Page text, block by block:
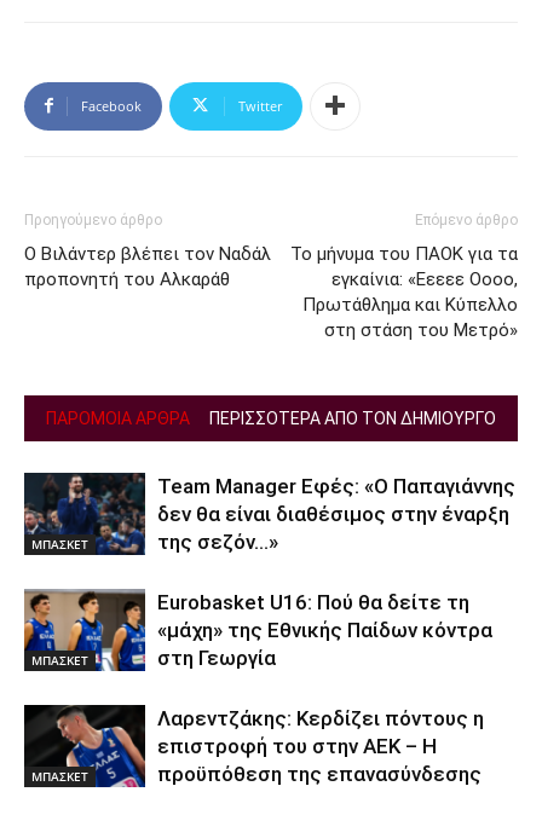
Facebook Twitter
Προηγούμενο άρθρο
Ο Βιλάντερ βλέπει τον Ναδάλ
προπονητή του Αλκαράθ
Επόμενο άρθρο
Το μήνυμα του ΠΑΟΚ για τα
εγκαίνια: «Εεεεε Οοοο,
Πρωτάθλημα και Κύπελλο
στη στάση του Μετρό»
ΠΑΡΟΜΟΙΑ ΑΡΘΡΑ ΠΕΡΙΣΣΟΤΕΡΑ ΑΠΟ ΤΟΝ ΔΗΜΙΟΥΡΓΟ
ΜΠΑΣΚΕΤ
Team Manager Εφές: «Ο Παπαγιάννης
δεν θα είναι διαθέσιμος στην έναρξη
της σεζόν…»
ΜΠΑΣΚΕΤ
Eurobasket U16: Πού θα δείτε τη
«μάχη» της Εθνικής Παίδων κόντρα
στη Γεωργία
ΜΠΑΣΚΕΤ
Λαρεντζάκης: Κερδίζει πόντους η
επιστροφή του στην ΑΕΚ – Η
προϋπόθεση της επανασύνδεσης